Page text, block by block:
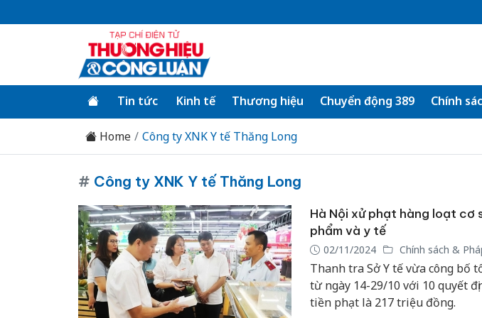
Tin tức Kinh tế Thương hiệu Chuyển động 389 Chính
Home Công ty XNK Y tế Thăng Long
# Công ty XNK Y tế Thăng Long
Hà Nội xử phạt hàng loạt cơ
phẩm và y tế
02/11/2024 Chính sách &
Thanh tra Sở Y tế vừa công bố
từ ngày 14-29/10 với 10 quyết
tiền phạt là 217 triệu đồng.